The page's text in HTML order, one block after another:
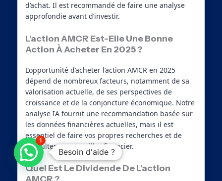
d’achat. Il est recommandé de faire une analyse
approfondie avant d’investir.
L’action AMCR Est-Elle Une Bonne
Action À Acheter En 2025 ?
L’opportunité d’acheter l’action AMCR en 2025
dépend de nombreux facteurs, notamment de sa
valorisation actuelle, de ses perspectives de
croissance et de la conjoncture économique. Notre
analyse IA fournit une recommandation basée sur
les données financières actuelles, mais il est
essentiel de faire vos propres recherches et de
consulter un conseiller financier.
Quel Est Le Dividende De L’action
Besoin d'aide ?
1